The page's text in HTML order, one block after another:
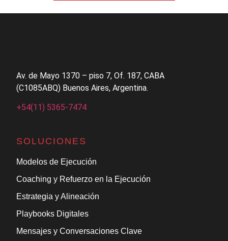
Av. de Mayo 1370 – piso 7, Of. 187, CABA
(C1085ABQ) Buenos Aires, Argentina.
+54(11) 5365-7474
SOLUCIONES
Modelos de Ejecución
Coaching y Refuerzo en la Ejecución
Estrategia y Alineación
Playbooks Digitales
Mensajes y Conversaciones Clave